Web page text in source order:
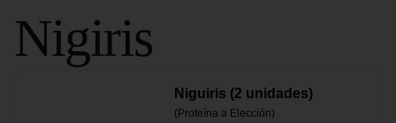
Nigiris
Niguiris (2 unidades)
(Proteína a Elección)